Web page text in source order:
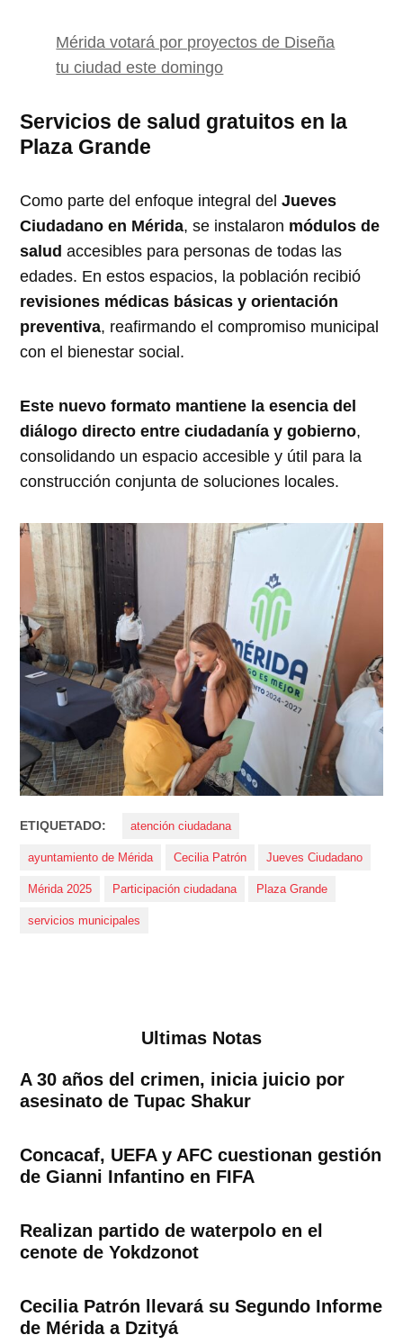
Mérida votará por proyectos de Diseña
tu ciudad este domingo
Servicios de salud gratuitos en la
Plaza Grande
Como parte del enfoque integral delJueves
Ciudadano en Mérida, se instalaron módulos de
salud accesibles para personas de todas las
edades. En estos espacios, la población recibió
revisiones médicas básicas y orientación
preventiva, reafirmando el compromiso municipal
con el bienestar social.
Este nuevo formato mantiene la esencia del
diálogo directo entre ciudadanía y gobierno,
consolidando un espacio accesible y útil para la
construcción conjunta de soluciones locales.
ETIQUETADO: atención ciudadana
ayuntamiento de Mérida Cecilia Patrón Jueves Ciudadano
Mérida 2025 Participación ciudadana Plaza Grande
servicios municipales
Ultimas Notas
A 30 años del crimen, inicia juicio por
asesinato de Tupac Shakur
Concacaf, UEFA y AFC cuestionan gestión
de Gianni Infantino en FIFA
Realizan partido de waterpolo en el
cenote de Yokdzonot
Cecilia Patrón llevará su Segundo Informe
de Mérida a Dzityá